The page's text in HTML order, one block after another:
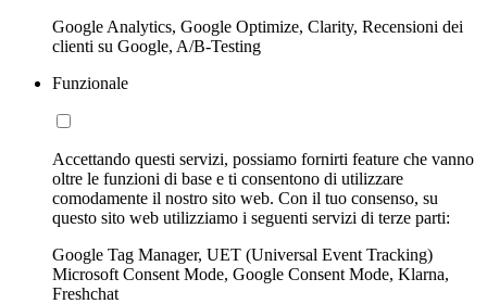
Google Analytics, Google Optimize, Clarity, Recensioni dei
clienti su Google, A/B-Testing
Funzionale
Accettando questi servizi, possiamo fornirti feature che vanno
oltre le funzioni di base e ti consentono di utilizzare
comodamente il nostro sito web. Con il tuo consenso, su
questo sito web utilizziamo i seguenti servizi di terze parti:
Google Tag Manager, UET (Universal Event Tracking)
Microsoft Consent Mode, Google Consent Mode, Klarna,
Freshchat